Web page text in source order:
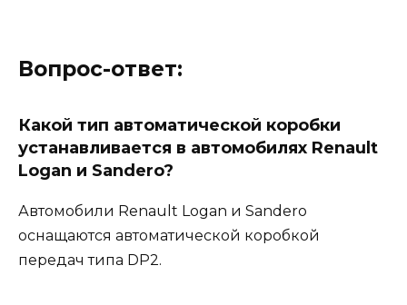
Вопрос-ответ:
Какой тип автоматической коробки
устанавливается в автомобилях Renault
Logan и Sandero?
Автомобили Renault Logan и Sandero
оснащаются автоматической коробкой
передач типа DP2.